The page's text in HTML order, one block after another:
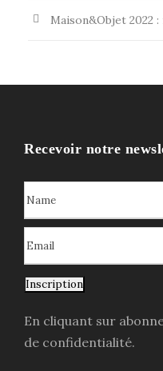
Maison&Objet 2022
Recevoir notre
Inscription
En cliquant sur
de confidentialité.